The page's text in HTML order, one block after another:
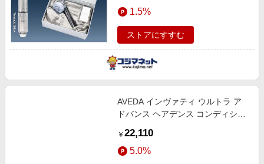
1.5%
ストアにすすむ
AVEDA インヴァティ ウルトラ ア
ドバンス ヘアデンス コンディショ
￥ 22,110
5.0%